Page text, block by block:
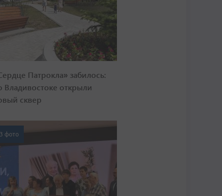
Патрокла» забилось:
Владивостоке открыли
сквер
фото